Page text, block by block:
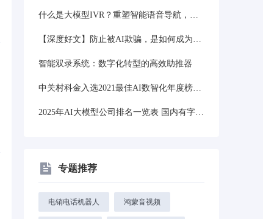
什么是大模型IVR？重塑智能语音导航，告别“按0转人工”的时代
【深度好文】防止被AI欺骗，是如何成为一门产业的？
智能双录系统：数字化转型的高效助推器
中关村科金入选2021最佳AI数智化年度榜，以企业实力铸新高！
2025年AI大模型公司排名一览表 国内有字节中关村科金国外有OpenAI谷歌等！
专题推荐
电销电话机器人 鸿蒙音视频